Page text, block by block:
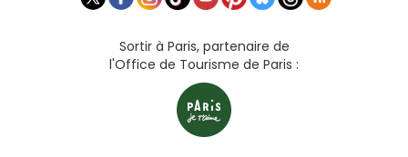
Sortir à Paris, partenaire de
l'Office de Tourisme de Paris :